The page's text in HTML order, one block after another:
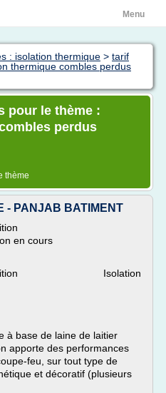
Menu
: isolation thermique > tarif
thermique combles perdus
pour le thème :
perdus
thème
- PANJAB BATIMENT
après finition
en cours
finition Isolation
à base de laine de laitier
apporte des performances
feu, sur tout type de
et décoratif (plusieurs